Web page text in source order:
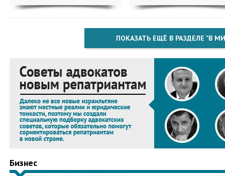
ПОКАЗАТЬ ЕЩЁ В РАЗДЕЛЕ "В
Бизнес